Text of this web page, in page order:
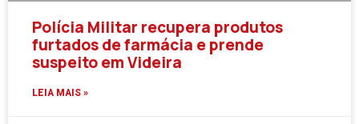
Polícia Militar recupera produtos
furtados de farmácia e prende
suspeito em Videira
LEIA MAIS »